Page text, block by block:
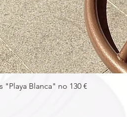
"Playa Blanca" no 130 €